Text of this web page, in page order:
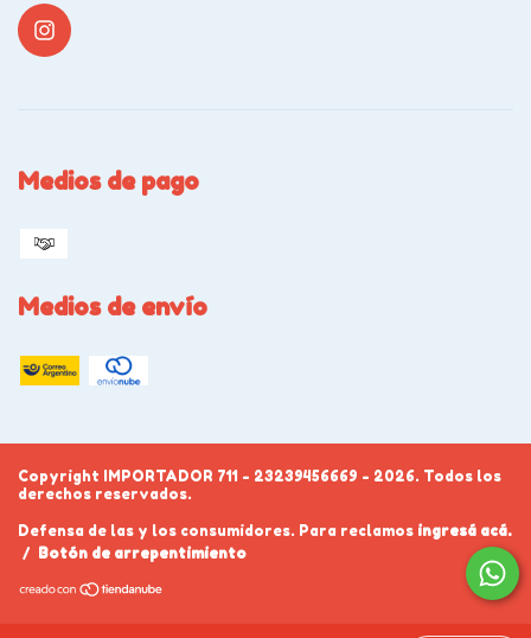
Medios de pago
Medios de envío
Copyright IMPORTADOR 711 - 23239456669 - 2026. Todos los
derechos reservados.
Defensa de las y los consumidores. Para reclamos ingresá acá.
/
Botón de arrepentimiento